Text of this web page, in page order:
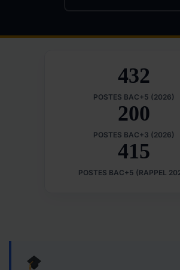
432
POSTES BAC+5 (2026)
200
POSTES BAC+3 (2026)
415
POSTES BAC+5 (RAPPEL